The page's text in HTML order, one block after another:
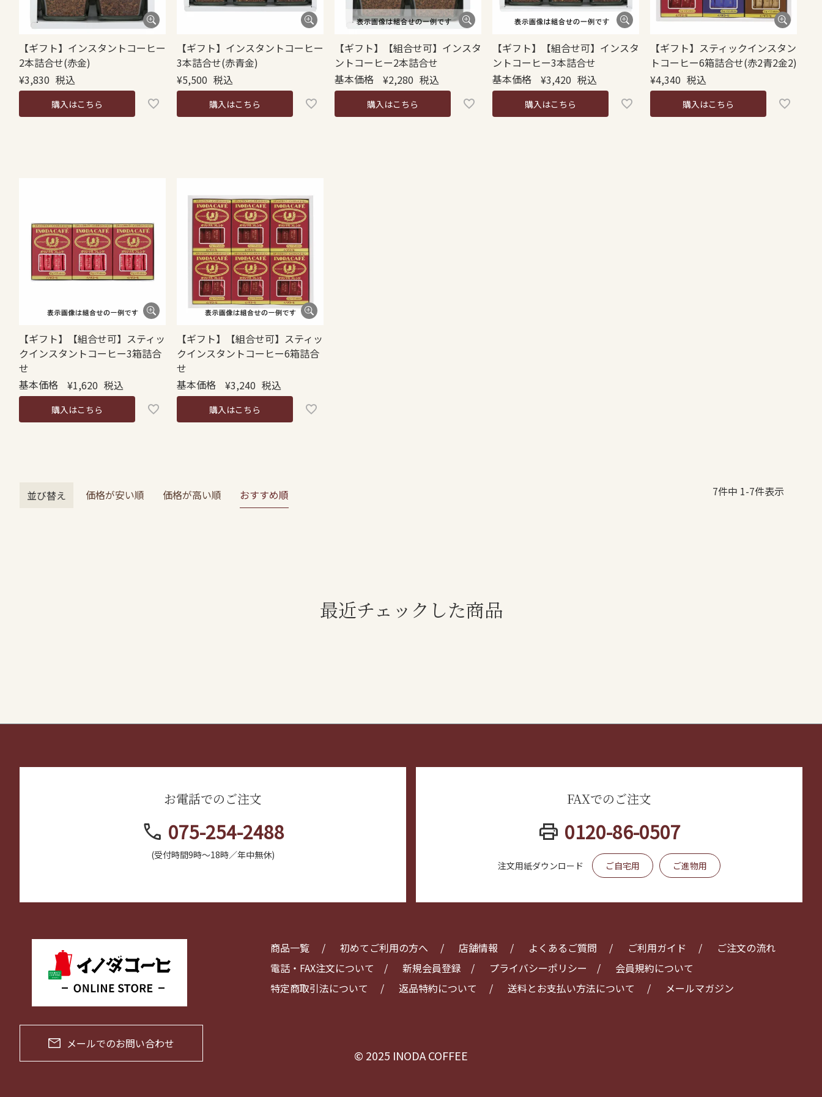
【ギフト】インスタントコーヒー
2本詰合せ(赤金)
¥3,830 税込
購入はこちら
【ギフト】インスタントコーヒー
3本詰合せ(赤青金)
¥5,500 税込
購入はこちら
【ギフト】【組合せ可】インスタ
ントコーヒー2本詰合せ
基本価格
¥2,280 税込
購入はこちら
【ギフト】【組合せ可】インスタ
ントコーヒー3本詰合せ
基本価格
¥3,420 税込
購入はこちら
【ギフト】スティックインスタン
トコーヒー6箱詰合せ(赤2青2金2)
¥4,340 税込
購入はこちら
【ギフト】【組合せ可】スティッ
クインスタントコーヒー3箱詰合
せ
基本価格
¥1,620 税込
購入はこちら
【ギフト】【組合せ可】スティッ
クインスタントコーヒー6箱詰合
せ
基本価格
¥3,240 税込
購入はこちら
並び替え 価格が安い順 価格が高い順 おすすめ順 7件中 1-7件表示
最近チェックした商品
お電話でのご注文
call 075-254-2488
(受付時間9時～18時／年中無休)
FAXでのご注文
print 0120-86-0507
注文用紙ダウンロード ご自宅用 ご進物用
商品一覧 初めてご利用の方へ 店舗情報 よくあるご質問 ご利用ガイド
ご注文の流れ
電話・FAX注文について
新規会員登録 プライバシーポリシー
会員規約について
特定商取引法について
返品特約について 送料とお支払い方法について メールマガジン
メールでのお問い合わせ
© 2025 INODA COFFEE